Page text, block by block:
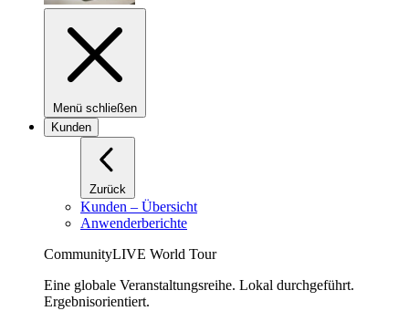
Menü schließen
Kunden
Zurück
Kunden – Übersicht
Anwenderberichte
CommunityLIVE World Tour
Eine globale Veranstaltungsreihe. Lokal durchgeführt.
Ergebnisorientiert.